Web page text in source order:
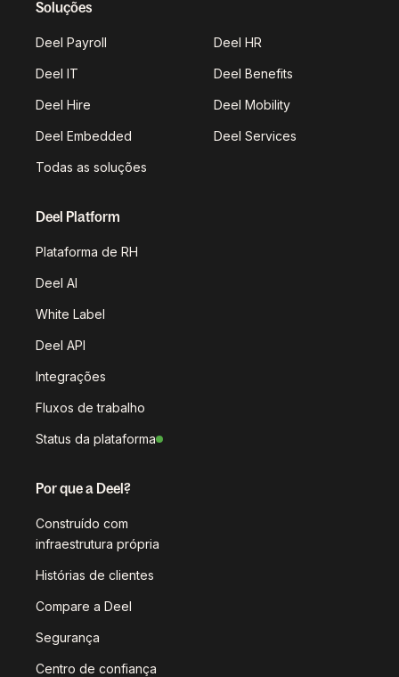
Soluções
Deel Payroll Deel HR
Deel IT Deel Benefits
Deel Hire Deel Mobility
Deel Embedded Deel Services
Todas as soluções
Deel Platform
Plataforma de RH
Deel AI
White Label
Deel API
Integrações
Fluxos de trabalho
Status da plataforma
Por que a Deel?
Construído com
infraestrutura própria
Histórias de clientes
Compare a Deel
Segurança
Centro de confiança